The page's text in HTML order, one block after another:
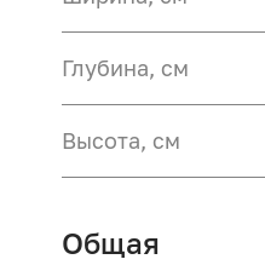
Глубина, см
Высота, см
Общая